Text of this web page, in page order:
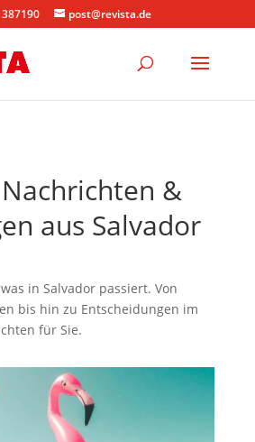
post@revista.de
&
aus Salvador
in Salvador passiert. Von
bis hin zu Entscheidungen im
für Sie.